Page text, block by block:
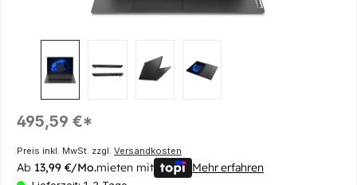
Regulärer Preis:
495,59 €*
Preis inkl. MwSt. zzgl. Versandkosten
Ab 13,99 €/Mo.mieten mit Mehr erfahren